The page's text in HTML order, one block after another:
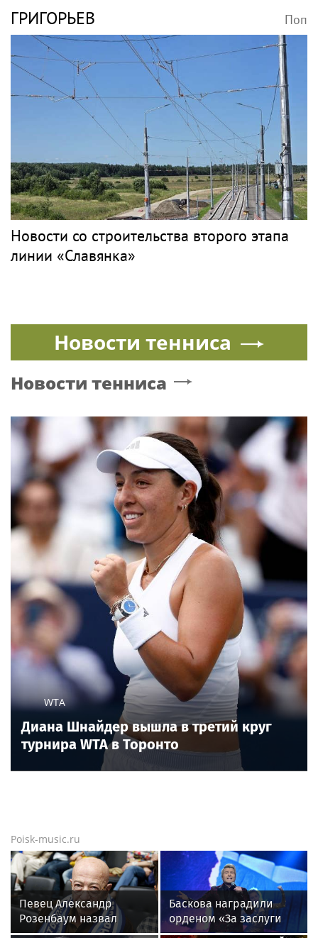
ГРИГОРЬЕВ Поп
Новости со строительства второго этапа
линии «Славянка»
Новости тенниса
Новости тенниса
WTA
Диана Шнайдер вышла в третий круг
турнира WTA в Торонто
Poisk-music.ru
Певец Александр
Розенбаум назвал
Любовь Орлову
Баскова наградили
орденом «За заслуги
перед отечеством»